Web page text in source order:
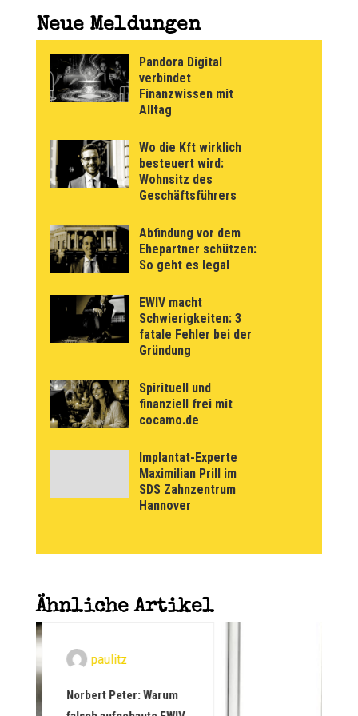
Neue Meldungen
Pandora Digital
verbindet
Finanzwissen mit
Alltag
Wo die Kft wirklich
besteuert wird:
Wohnsitz des
Geschäftsführers
Abfindung vor dem
Ehepartner schützen:
So geht es legal
EWIV macht
Schwierigkeiten: 3
fatale Fehler bei der
Gründung
Spirituell und
finanziell frei mit
cocamo.de
Implantat-Experte
Maximilian Prill im
SDS Zahnzentrum
Hannover
Ähnliche Artikel
Peter: Warum